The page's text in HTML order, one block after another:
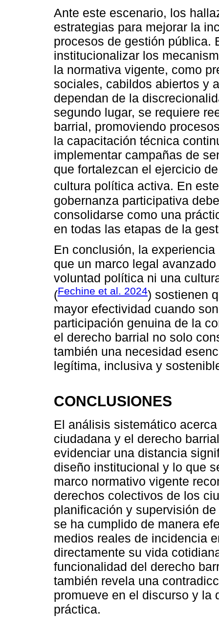
Ante este escenario, los
estrategias para mejorar la
procesos de gestión pública.
institucionalizar los
la normativa vigente, como
sociales, cabildos abiertos y
dependan de la
segundo lugar, se requiere
barrial, promoviendo
la capacitación técnica
implementar campañas de
que fortalezcan el ejercicio
cultura política activa. En
gobernanza participativa
consolidarse como una
en todas las etapas de la
En conclusión, la
que un marco legal
voluntad política ni una
(Fechine et al. 2024) sostienen
mayor efectividad cuando
participación genuina de la
el derecho barrial no solo
también una necesidad
legítima, inclusiva y
CONCLUSIONES
El análisis sistemático
ciudadana y el derecho
evidenciar una distancia
diseño institucional y lo que
marco normativo vigente
derechos colectivos de los
planificación y supervisión
se ha cumplido de manera
medios reales de incidencia
directamente su vida
funcionalidad del derecho
también revela una
promueve en el discurso y la
práctica.